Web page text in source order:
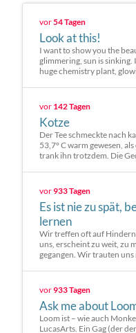
vor54 Tagen
Look at this!
I want to show you the
glimmering, sun is sinking.
huge chemistry plant,
vor 142 Tagen
Kotze
Der Tee schmeckte nach
53,7° C warm gewesen,
trank ihn trotzdem. Die
vor933 Tagen
Es ist nie zu spät,
lernen
Wir treffen oft auf
uns, erscheint zu weit, zu
gegangen. Wir trauten
vor933 Tagen
Ask me about
Loom ist – wie auch
LucasArts. Ein Gag (der